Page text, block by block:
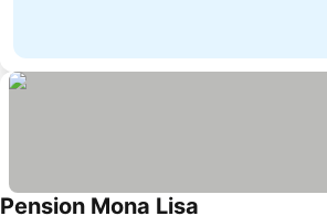
Pension Mona Lisa